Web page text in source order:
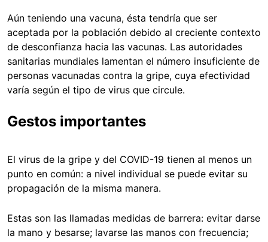
Aún teniendo una vacuna, ésta tendría que ser
aceptada por la población debido al creciente contexto
de desconfianza hacia las vacunas. Las autoridades
sanitarias mundiales lamentan el número insuficiente de
personas vacunadas contra la gripe, cuya efectividad
varía según el tipo de virus que circule.
Gestos importantes
El virus de la gripe y del COVID-19 tienen al menos un
punto en común: a nivel individual se puede evitar su
propagación de la misma manera.
Estas son las llamadas medidas de barrera: evitar darse
la mano y besarse; lavarse las manos con frecuencia;